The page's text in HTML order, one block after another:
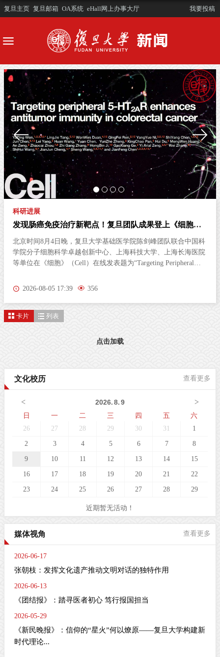
复旦主页 复旦邮箱 OA系统 eHall网上办事大厅 我要投稿
科研进展
发现肠癌免疫治疗新靶点！复旦团队成果登上《细胞》
杂志
北京时间8月4日晚，复旦大学基础医学院陈剑峰团队联合中国科
学院分子细胞科学卓越创新中心、上海科技大学、上海长海医院
等单位在《细胞》（Cell）在线发表题为“Targeting Peripheral
向外周5-HT2AR增强结直肠癌抗肿瘤免疫）”的研究论文。这项
5-HT2AR，能够开启肠道神经与免疫细胞之间的“神秘对话”，唤
升结直肠癌的治疗效果。该发现为结直肠癌的临床治疗提供了新
疫检查点抑制剂在肿瘤治疗方面表现突出。然而，85%以上的
CRC病人属于微卫星稳定型（MSS）“冷肿瘤”，其肿瘤微环境中
应。这一困境，已成为临床治疗的主
2026-08-05 17:39 356
卡片 列表
点击加载
文化校历 查看更多
< >
2026.8.9
日
一 二 三 四 五 六
26 27 28 29 30 31 1
2 3 4 5 6 7 8
9 10 11 12 13 14 15
16 17 18 19 20 21 22
23 24 25 26 27 28 29
近期暂无活动！
媒体视角 查看更多
2026-06-17
张朝枝：发挥文化遗产推动文明对话的独特作用
2026-06-13
《团结报》：踏寻医者初心 笃行报国担当
2026-05-29
《新民晚报》：信仰的“星火”何以燎原——复旦大学构建新
时代理论...